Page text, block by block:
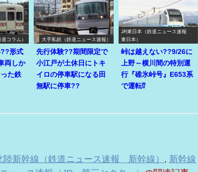
コラム）
形式
両しか
た鉄
大手私鉄（鉄道ニュース速報）
先行体験??期間限定で
小江戸が土休日にトキ
イロの停車駅になる田
無駅に停車??
JR東日本（鉄道ニュース速報
東日本）
峠は越えない??9/26に
上野～横川間の特別運
行『碓氷峠号』E653系
で運転⁉
新幹線（鉄道ニュース速報 新幹線） , 新幹線